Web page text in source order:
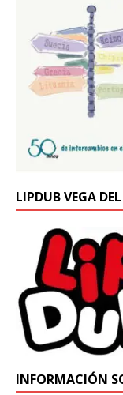
LIPDUB VEGA
INFORMACIÓN